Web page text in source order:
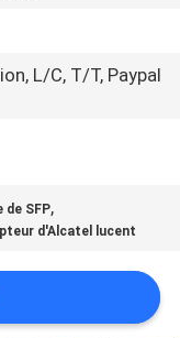
L/C, T/T, Paypal
de SFP,
d'Alcatel lucent